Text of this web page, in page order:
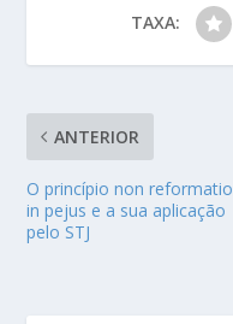
TAXA:
ANTERIOR
O princípio non reformatio
in pejus e a sua aplicação
pelo STJ